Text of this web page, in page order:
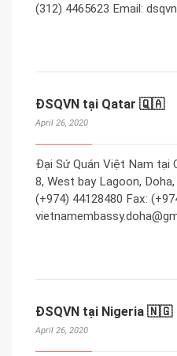
(312) 4465623 Email:
ĐSQVN tại Qatar 🇶🇦
April 26, 2020
Đại Sứ Quán Việt Nam
8, West bay Lagoon,
(+974) 44128480 Fax:
ĐSQVN tại Nigeria 🇳🇬
April 26, 2020